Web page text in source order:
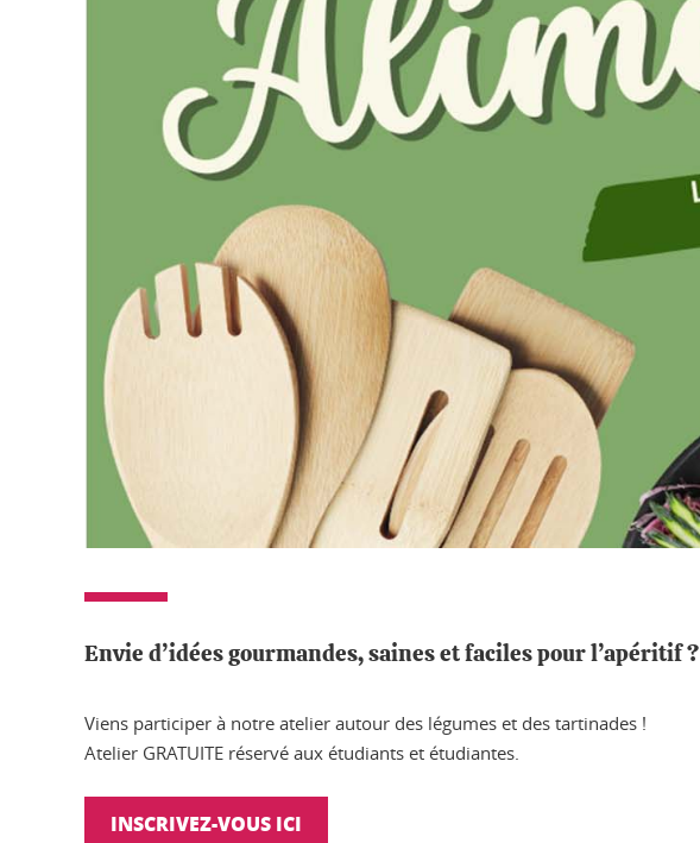
Envie d’idées gourmandes, saines et faciles pour l’apéritif ?
Viens participer à notre atelier autour des légumes et des tartinades !
Atelier GRATUITE réservé aux étudiants et étudiantes.
INSCRIVEZ-VOUS ICI